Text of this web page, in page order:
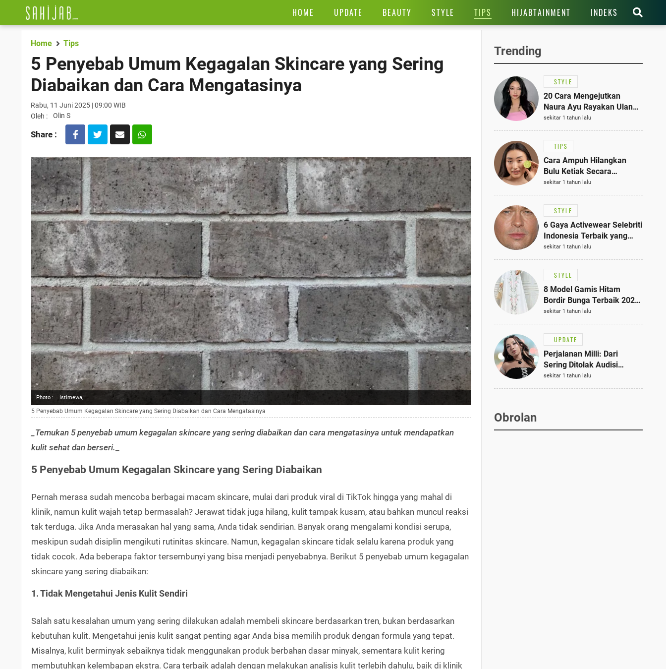
HOME UPDATE BEAUTY STYLE TIPS HIJABTAINMENT INDEKS
Home Tips
5 Penyebab Umum Kegagalan Skincare yang Sering
Diabaikan dan Cara Mengatasinya
Rabu, 11 Juni 2025 | 09:00 WIB
Oleh :
Olin S
Share :
Photo : Istimewa,
5 Penyebab Umum Kegagalan Skincare yang Sering Diabaikan dan Cara Mengatasinya
_Temukan 5 penyebab umum kegagalan skincare yang sering diabaikan dan cara mengatasinya untuk mendapatkan
kulit sehat dan berseri.
5 Penyebab Umum Kegagalan Skincare yang Sering Diabaikan
Pernah merasa sudah mencoba berbagai macam skincare, mulai dari produk viral di TikTok hingga yang mahal di
klinik, namun kulit wajah tetap bermasalah? Jerawat tidak juga hilang, kulit tampak kusam, atau bahkan muncul reaksi
tak terduga. Jika Anda merasakan hal yang sama, Anda tidak sendirian. Banyak orang mengalami kondisi serupa,
meskipun sudah disiplin mengikuti rutinitas skincare. Namun, kegagalan skincare tidak selalu karena produk yang
tidak cocok. Ada beberapa faktor tersembunyi yang bisa menjadi penyebabnya. Berikut 5 penyebab umum kegagalan
skincare yang sering diabaikan:
1. Tidak Mengetahui Jenis Kulit Sendiri
Salah satu kesalahan umum yang sering dilakukan adalah membeli skincare berdasarkan tren, bukan berdasarkan
kebutuhan kulit. Mengetahui jenis kulit sangat penting agar Anda bisa memilih produk dengan formula yang tepat.
Misalnya, kulit berminyak sebaiknya tidak menggunakan produk berbahan dasar minyak, sementara kulit kering
membutuhkan kelembapan ekstra. Cara terbaik adalah dengan melakukan analisis kulit terlebih dahulu, baik di klinik
Trending
STYLE
20 Cara Mengejutkan
Naura Ayu Rayakan Ulang
Tahun di Panti Asuhan,
Terlihat Anggun dengan
Kaftan Cokelat
sekitar 1 tahun lalu
TIPS
Cara Ampuh Hilangkan
Bulu Ketiak Secara
Permanen dalam 5
Langkah Sederhana
sekitar 1 tahun lalu
STYLE
6 Gaya Activewear Selebriti
Indonesia Terbaik yang
Bisa Jadi Inspirasi
Fashionmu
sekitar 1 tahun lalu
STYLE
8 Model Gamis Hitam
Bordir Bunga Terbaik 2025,
Stylish untuk Hangout
hingga Acara Semi-Formal
sekitar 1 tahun lalu
UPDATE
Perjalanan Milli: Dari
Sering Ditolak Audisi
hingga Menjadi Rapper Top
10 Thailand
sekitar 1 tahun lalu
Obrolan